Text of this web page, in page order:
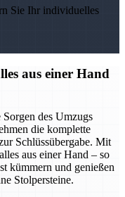
Sie Ihr individuelles
aus einer Hand
des Umzugs
die komplette
Schlüssübergabe. Mit
aus einer Hand – so
kümmern und genießen
Stolpersteine.